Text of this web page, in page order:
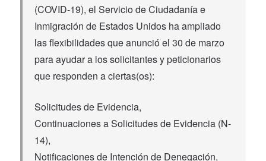
(COVID-19), el Servicio de Ciudadanía e
Inmigración de Estados Unidos ha ampliado
las flexibilidades que anunció el 30 de marzo
para ayudar a los solicitantes y peticionarios
que responden a ciertas(os):
Solicitudes de Evidencia,
Continuaciones a Solicitudes de Evidencia (N-
14),
Notificaciones de Intención de Denegación,